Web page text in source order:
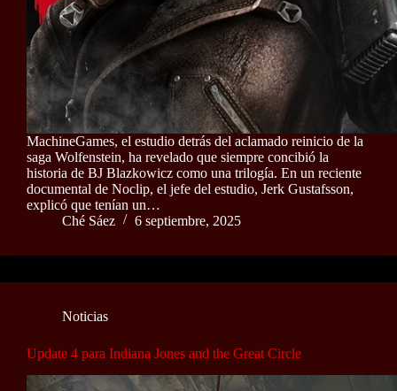
MachineGames, el estudio detrás del aclamado reinicio de la
saga Wolfenstein, ha revelado que siempre concibió la
historia de BJ Blazkowicz como una trilogía. En un reciente
documental de Noclip, el jefe del estudio, Jerk Gustafsson,
explicó que tenían un…
Ché Sáez
6 septiembre, 2025
Noticias
Update 4 para Indiana Jones and the Great Circle